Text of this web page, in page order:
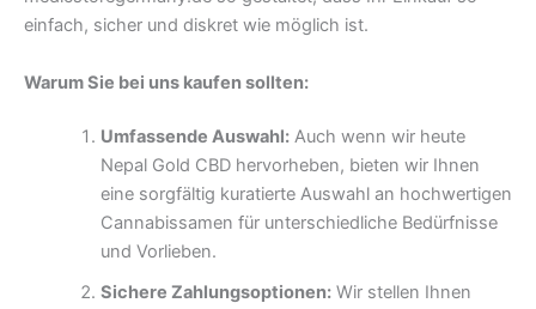
einfach, sicher und diskret wie möglich ist.
Warum Sie bei uns kaufen sollten:
Umfassende Auswahl:Auch wenn wir heute
Nepal Gold CBD hervorheben, bieten wir Ihnen
eine sorgfältig kuratierte Auswahl an hochwertigen
Cannabissamen für unterschiedliche Bedürfnisse
und Vorlieben.
Sichere Zahlungsoptionen:Wir stellen Ihnen